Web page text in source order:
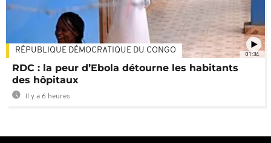
01:34
RÉPUBLIQUE DÉMOCRATIQUE DU CONGO
RDC : la peur d’Ebola détourne les habitants
des hôpitaux
Il y a 6 heures